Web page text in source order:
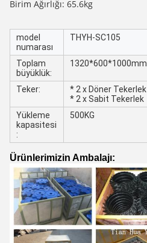
Birim Ağırlığı: 65.6kg
model
numarası
THYH-SC105
Toplam
büyüklük:
1320*600*1000mm
Teker:
* 2 x Döner Tekerlek
* 2 x Sabit Tekerlek
Yükleme
kapasitesi
:
500KG
Ürünlerimizin Ambalajı: